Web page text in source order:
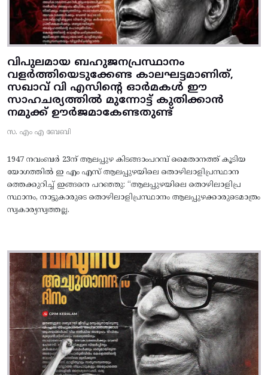
വിപുലമായ ബഹുജനപ്രസ്ഥാനം
വളർത്തിയെടുക്കേണ്ട കാലഘട്ടമാണിത്,
സഖാവ് വി എസിന്റെ ഓർമകൾ ഈ
സാഹചര്യത്തിൽ മുന്നോട്ട്‌ കുതിക്കാൻ
നമുക്ക് ഊർജമാകേണ്ടതുണ്ട്
സ. എം എ ബേബി
1947 നവംബർ 23ന് ആലപ്പുഴ കിടങ്ങാംപറമ്പ്‌ മൈതാനത്ത്‌ കൂടിയ
യോഗത്തിൽ ഇ എം എസ് ആലപ്പുഴയിലെ തൊഴിലാളിപ്രസ്ഥാന
ത്തെക്കുറിച്ച് ഇങ്ങനെ പറഞ്ഞു: “ആലപ്പുഴയിലെ തൊഴിലാളിപ്ര
സ്ഥാനം, നാട്ടുകാരുടെ തൊഴിലാളിപ്രസ്ഥാനം ആലപ്പുഴക്കാരുടെമാത്രം
സ്വകാര്യസ്വത്തല്ല.